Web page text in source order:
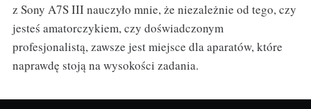
z Sony A7S III nauczyło mnie, że niezależnie od tego, czy
jesteś amatorczykiem, czy doświadczonym
profesjonalistą, zawsze jest miejsce dla aparatów, które
naprawdę stoją na wysokości zadania.